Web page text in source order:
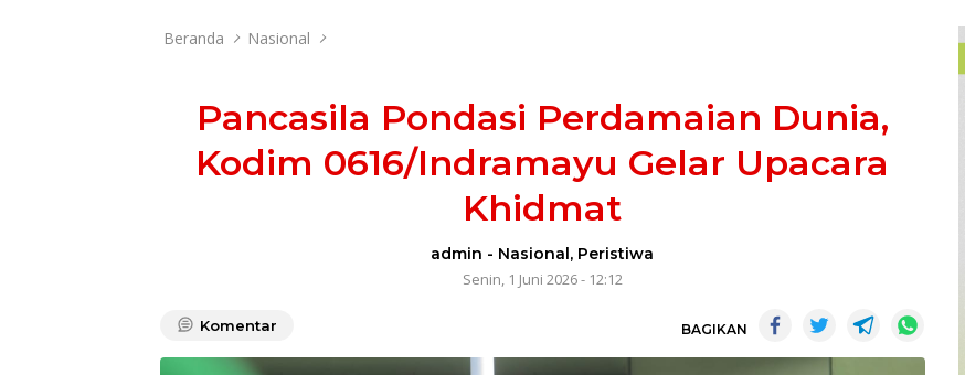
Beranda Nasional
Pancasila Pondasi Perdamaian Dunia,
Kodim 0616/Indramayu Gelar Upacara
Khidmat
admin - Nasional, Peristiwa
Senin, 1 Juni 2026 - 12:12
Komentar BAGIKAN